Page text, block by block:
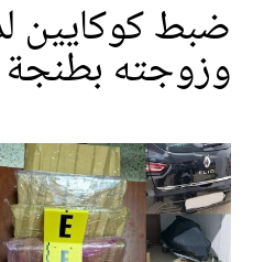
ضبط
وزوجته بطنجة